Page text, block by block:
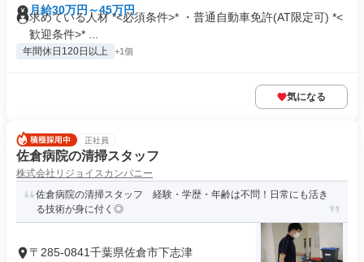
月給30万円～45万円
求めている人材 *<必須条件>* ・普通自動車免許(AT限定可) *<
歓迎条件>* ...
年間休日120日以上 +1個
気になる
正社員
佐倉病院の清掃スタッフ
株式会社リジョイスカンパニー
佐倉病院の清掃スタッフ 経験・学歴・年齢は不問！日常にも活き
る技術が身に付く◎
〒285-0841千葉県佐倉市下志津